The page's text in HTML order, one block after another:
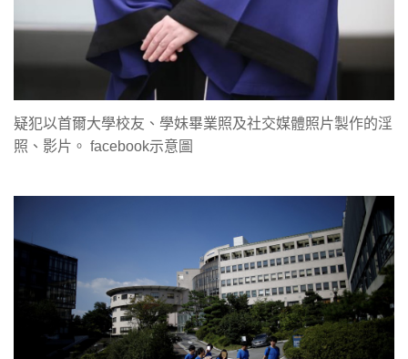
疑犯以首爾大學校友、學妹畢業照及社交媒體照片製作的淫
照、影片。 facebook示意圖